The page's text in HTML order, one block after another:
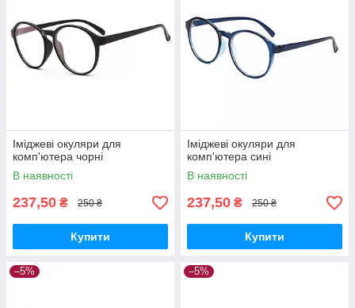
Іміджеві окуляри для
комп'ютера чорні
В наявності
237,50 ₴ 250 ₴
Купити
Іміджеві окуляри для
комп'ютера сині
В наявності
237,50 ₴ 250 ₴
Купити
–5% –5%